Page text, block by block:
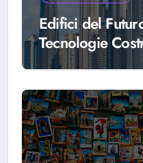
Edifici del
Tecnologie